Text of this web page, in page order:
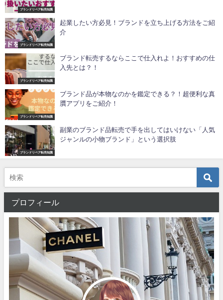
ブランドリペア転売知識
ブランドリペア転売知識
起業したい方必見！ブランドを立ち上げる方法をご紹
介
ブランドリペア転売知識
ブランド転売するならここで仕入れよ！おすすめの仕
入先とは？！
ブランドリペア転売知識
ブランド品が本物なのかを鑑定できる？！超便利な真
贋アプリをご紹介！
ブランドリペア転売知識
副業のブランド品転売で手を出してはいけない「人気
ジャンルの小物ブランド」という選択肢
プロフィール